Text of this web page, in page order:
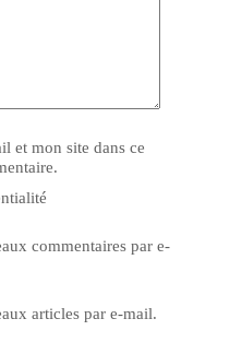
et mon site dans ce
commentaires par e-
articles par e-mail.